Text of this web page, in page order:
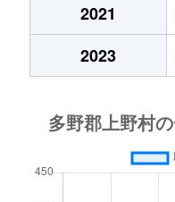
2021
2023